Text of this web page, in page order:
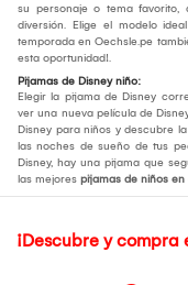
su personaje o tema favorito,
diversión. Elige el modelo
temporada en Oechsle.pe
esta oportunidad!.
Pijamas de Disney niño:
Elegir la pijama de Disney
ver una nueva película de
Disney para niños y descubre
las noches de sueño de tus
Disney, hay una pijama que
las mejores pijamas de niños en
¡Descubre y compra